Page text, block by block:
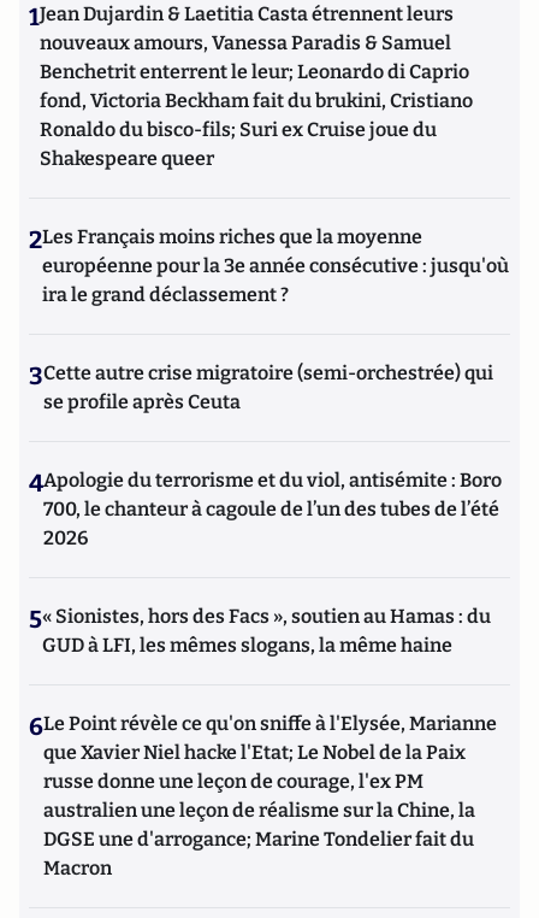
1Jean Dujardin & Laetitia Casta étrennent leurs
nouveaux amours, Vanessa Paradis & Samuel
Benchetrit enterrent le leur; Leonardo di Caprio
fond, Victoria Beckham fait du brukini, Cristiano
Ronaldo du bisco-fils; Suri ex Cruise joue du
Shakespeare queer
2Les Français moins riches que la moyenne
européenne pour la 3e année consécutive : jusqu'où
ira le grand déclassement ?
3Cette autre crise migratoire (semi-orchestrée) qui
se profile après Ceuta
4Apologie du terrorisme et du viol, antisémite : Boro
700, le chanteur à cagoule de l’un des tubes de l’été
2026
5« Sionistes, hors des Facs », soutien au Hamas : du
GUD à LFI, les mêmes slogans, la même haine
6Le Point révèle ce qu'on sniffe à l'Elysée, Marianne
que Xavier Niel hacke l'Etat; Le Nobel de la Paix
russe donne une leçon de courage, l'ex PM
australien une leçon de réalisme sur la Chine, la
DGSE une d'arrogance; Marine Tondelier fait du
Macron